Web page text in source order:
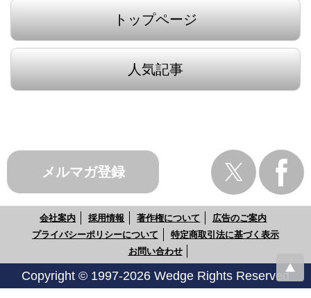
トップページ
人気記事
メルマガ登録
会社案内 採用情報 著作権について
広告のご案内
プライバシーポリシーについて
特定商取引法に基づく表示
お問い合わせ
Copyright © 1997-2026 Wedge Rights Reserved